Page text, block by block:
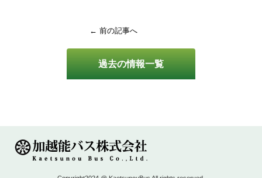
過去の情報一覧
← 前の記事へ